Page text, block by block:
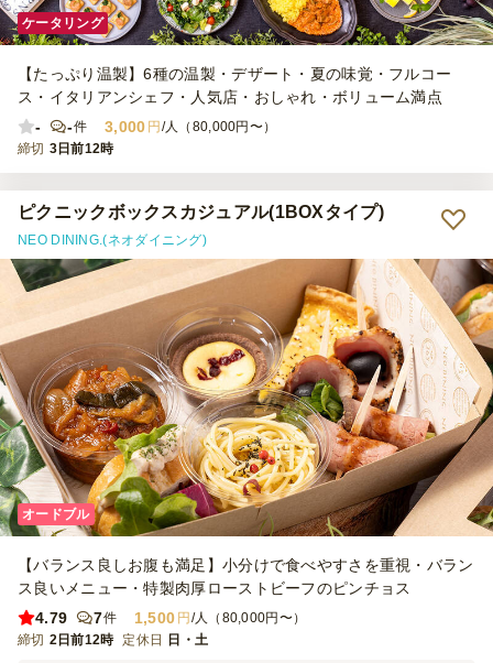
ケータリング
【たっぷり温製】6種の温製・デザート・夏の味覚・フルコー
ス・イタリアンシェフ・人気店・おしゃれ・ボリューム満点
-
-件 3,000 円 /人（80,000円〜）
締切 3日前12時
ピクニックボックスカジュアル(1BOXタイプ)
NEO DINING.(ネオダイニング)
オードブル
【バランス良しお腹も満足】小分けで食べやすさを重視・バラン
ス良いメニュー・特製肉厚ローストビーフのピンチョス
4.79
7件 1,500 円 /人（80,000円〜）
締切 2日前12時 定休日 日・土